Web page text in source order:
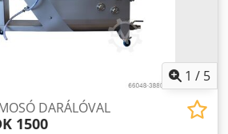
1 / 5
DARÁLÓVAL
1500